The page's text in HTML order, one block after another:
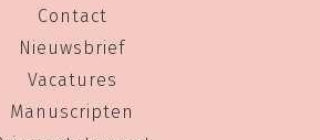
Contact
Nieuwsbrief
Vacatures
Manuscripten